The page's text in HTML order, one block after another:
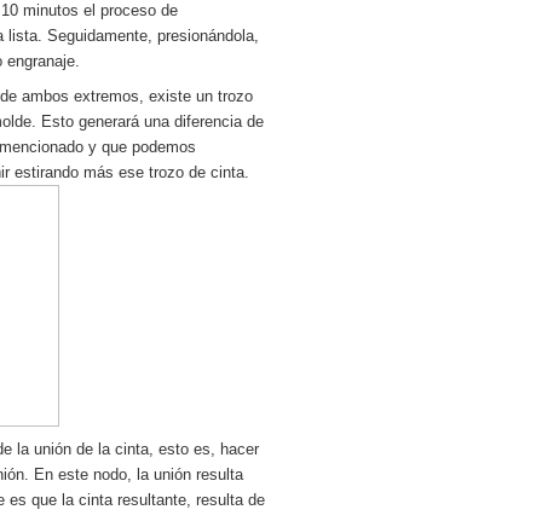
minutos el proceso de
Seguidamente, presionándola,
engranaje.
ambos extremos, existe un trozo
Esto generará una diferencia de
y que podemos
estirando más ese trozo de cinta.
la unión de la cinta, esto es, hacer
En este nodo, la unión resulta
es que la cinta resultante, resulta de